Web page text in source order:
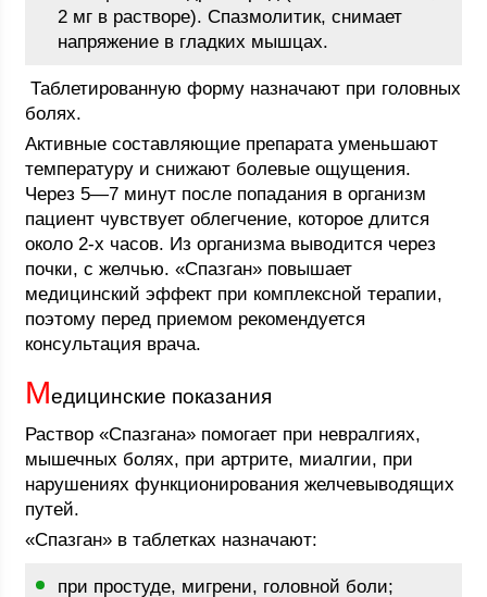
2 мг в растворе). Спазмолитик, снимает
напряжение в гладких мышцах.
Таблетированную форму назначают при головных
болях.
Активные составляющие препарата уменьшают
температуру и снижают болевые ощущения.
Через 5―7 минут после попадания в организм
пациент чувствует облегчение, которое длится
около 2-х часов. Из организма выводится через
почки, с желчью. «Спазган» повышает
медицинский эффект при комплексной терапии,
поэтому перед приемом рекомендуется
консультация врача.
Медицинские показания
Раствор «Спазгана» помогает при невралгиях,
мышечных болях, при артрите, миалгии, при
нарушениях функционирования желчевыводящих
путей.
«Спазган» в таблетках назначают:
при простуде, мигрени, головной боли;